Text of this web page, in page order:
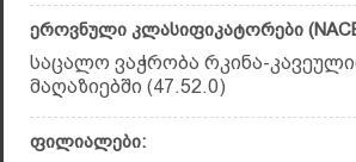
ეროვნული კლასიფიკატორები
საცალო ვაჭრობა რკინა-
მაღაზიებში (47.52.0)
ფილიალები: